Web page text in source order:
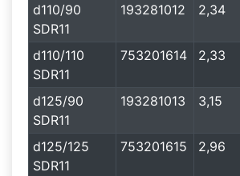
d110/90
SDR11
193281012 2,34
d110/110
SDR11
753201614 2,33
d125/90
SDR11
193281013 3,15
d125/125
SDR11
753201615 2,96